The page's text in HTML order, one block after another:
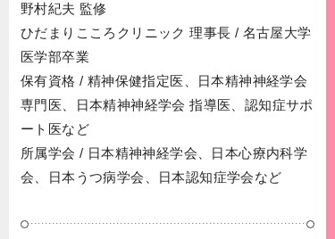
野村紀夫 監修
ひだまりこころクリニック 理事長 / 名古屋大学
医学部卒業
保有資格 / 精神保健指定医、日本精神神経学会
専門医、日本精神神経学会 指導医、認知症サポ
ート医など
所属学会 / 日本精神神経学会、日本心療内科学
会、日本うつ病学会、日本認知症学会など